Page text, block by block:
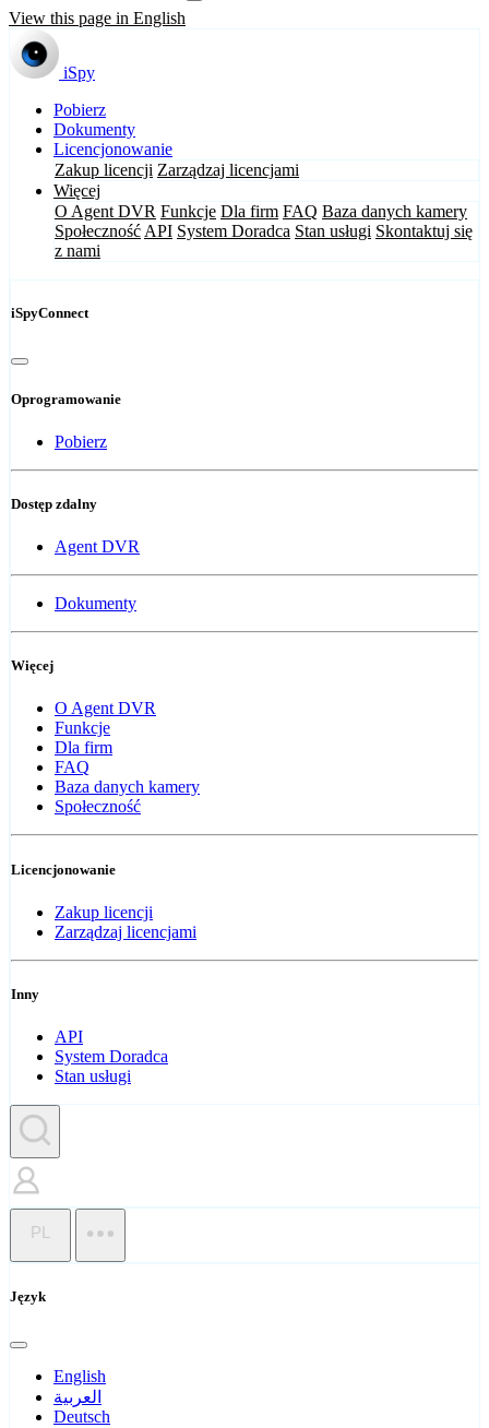
View this page in English
iSpy
Pobierz
Dokumenty
Licencjonowanie
Zakup licencji Zarządzaj licencjami
Więcej
O Agent DVR Funkcje Dla firm FAQ Baza danych kamery
Społeczność API System Doradca Stan usługi Skontaktuj się
z nami
iSpyConnect
Oprogramowanie
Pobierz
Dostęp zdalny
Agent DVR
Dokumenty
Więcej
O Agent DVR
Funkcje
Dla firm
FAQ
Baza danych kamery
Społeczność
Licencjonowanie
Zakup licencji
Zarządzaj licencjami
Inny
API
System Doradca
Stan usługi
PL
Język
English
العربية
Deutsch